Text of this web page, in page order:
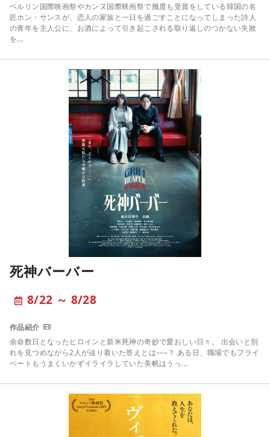
ベルリン国際映画祭やカンヌ国際映画祭で幾度も受賞をしている韓国の名
匠ホン・サンスが、恋人の家族と一日を過ごすことになってしまった詩人
の青年を主人公に、お酒によって引き起こされる取り返しのつかない失敗
を...
死神バーバー
8/22 ～ 8/28
余命数日となったヒロインと新米死神の奇妙で愛おしい日々。 出会いと別
れを見つめながら2人が辿り着いた答えとは–––？ ある日、職場でもフライ
ベートもうまくいかずイライラしていた美帆はうっ...